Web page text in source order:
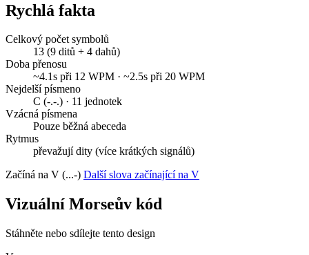
Rychlá fakta
Celkový počet symbolů
13 (9 ditů + 4 dahů)
Doba přenosu
~4.1s při 12 WPM · ~2.5s při 20 WPM
Nejdelší písmeno
C (-.-.) · 11 jednotek
Vzácná písmena
Pouze běžná abeceda
Rytmus
převažují dity (více krátkých signálů)
Začíná na V (...-) Další slova začínající na V
Vizuální Morseův kód
Stáhněte nebo sdílejte tento design